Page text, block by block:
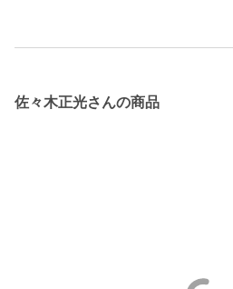
佐々木正光さんの商品